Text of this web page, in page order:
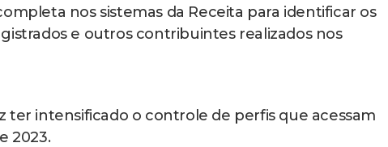
nos sistemas da Receita para identificar os
e outros contribuintes realizados nos
ter intensificado o controle de perfis que acessam
2023.